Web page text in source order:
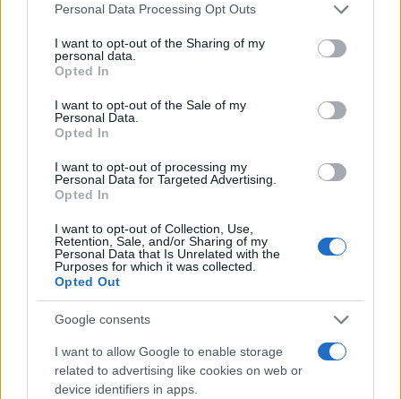
Personal Data Processing Opt Outs
I want to opt-out of the Sharing of my
personal data.
Opted In
I want to opt-out of the Sale of my
Personal Data.
Opted In
I want to opt-out of processing my
Personal Data for Targeted Advertising.
Opted In
I want to opt-out of Collection, Use,
Retention, Sale, and/or Sharing of my
Personal Data that Is Unrelated with the
Purposes for which it was collected.
Opted Out
Google consents
I want to allow Google to enable storage
related to advertising like cookies on web or
device identifiers in apps.
A questo punto, proviamo a fare un esperimento.
Domani uno di noi rubi un’auto e poi chieda al
Comune di Roma di acquistarla, facendosi però
lasciare le chiavi.Il furto
, in questo modo,
sarebbe “regolarizzato”
funzionerebbe e che non sarebbe d’accordo
neppure il Prefetto? Eh no, queste cose valgono
cadere tutto: principi, codice penale, perfino la
Costituzione. Tutto derogabile, sulla base di
presunte finalità sociali (e il fatto che
Messaggero, nei suoi mille meritori articoli sulla
vicenda, abbia ripetutamente segnalato che in
quell’edificio vengono svolte attività commerciali
senza regole è, ovviamente, un dettaglio